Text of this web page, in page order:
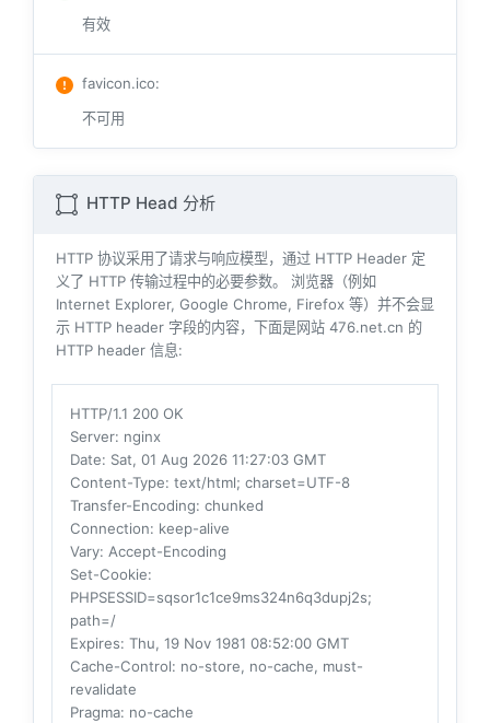
有效
favicon.ico:
不可用
HTTP Head 分析
HTTP 协议采用了请求与响应模型，通过 HTTP Header 定
义了 HTTP 传输过程中的必要参数。 浏览器（例如
Internet Explorer, Google Chrome, Firefox 等）并不会显
示 HTTP header 字段的内容，下面是网站 476.net.cn 的
HTTP header 信息:
HTTP/1.1 200 OK
Server: nginx
Date: Sat, 01 Aug 2026 11:27:03 GMT
Content-Type: text/html; charset=UTF-8
Transfer-Encoding: chunked
Connection: keep-alive
Vary: Accept-Encoding
Set-Cookie:
PHPSESSID=sqsor1c1ce9ms324n6q3dupj2s;
path=/
Expires: Thu, 19 Nov 1981 08:52:00 GMT
Cache-Control: no-store, no-cache, must-
revalidate
Pragma: no-cache